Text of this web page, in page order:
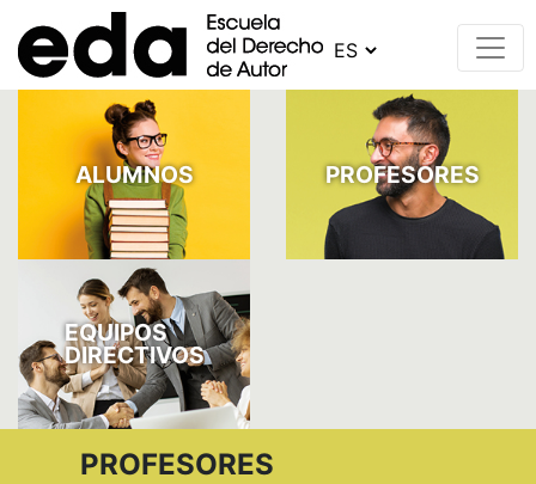
ALUMNOS PROFESORES
EQUIPOS
DIRECTIVOS
PROFESORES